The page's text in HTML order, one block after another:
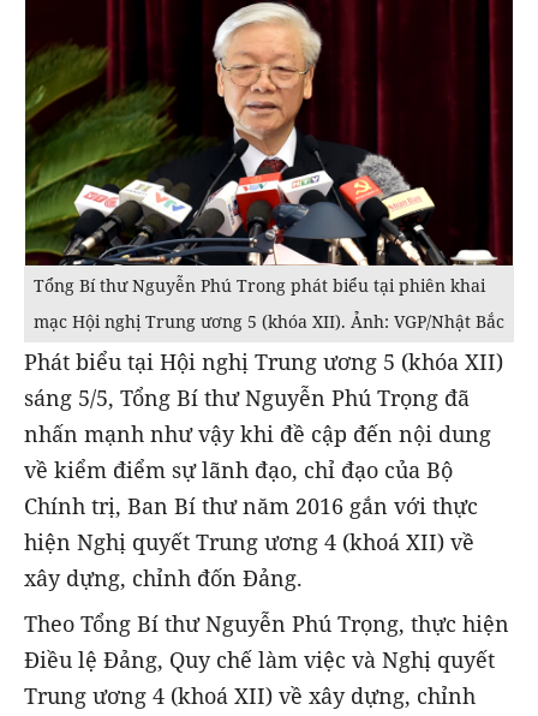
Tổng Bí thư Nguyễn Phú Trong phát biểu tại phiên khai
mạc Hội nghị Trung ương 5 (khóa XII). Ảnh: VGP/Nhật Bắc
Phát biểu tại Hội nghị Trung ương 5 (khóa XII)
sáng 5/5, Tổng Bí thư Nguyễn Phú Trọng đã
nhấn mạnh như vậy khi đề cập đến nội dung
về kiểm điểm sự lãnh đạo, chỉ đạo của Bộ
Chính trị, Ban Bí thư năm 2016 gắn với thực
hiện Nghị quyết Trung ương 4 (khoá XII) về
xây dựng, chỉnh đốn Đảng.
Theo Tổng Bí thư Nguyễn Phú Trọng, thực hiện
Điều lệ Đảng, Quy chế làm việc và Nghị quyết
Trung ương 4 (khoá XII) về xây dựng, chỉnh